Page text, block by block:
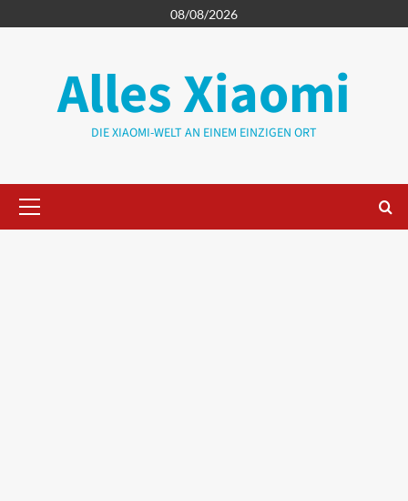
Inhalt
08/08/2026
Alles Xiaomi
DIE XIAOMI-WELT AN EINEM EINZIGEN ORT
Menü